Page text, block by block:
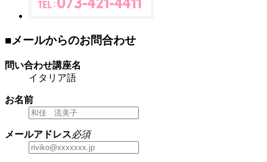
■メールからのお問合わせ
問い合わせ講座名
イタリア語
お名前
メールアドレス必須